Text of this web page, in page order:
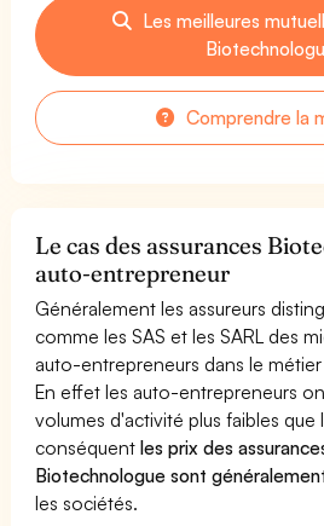
Les meilleures
Comprendre la
Le cas des assurances
auto-entrepreneur
Généralement les assureurs
comme les SAS et les SARL des
auto-entrepreneurs dans le
En effet les auto-entrepreneurs
volumes d'activité plus faibles que
conséquentles prix des
Biotechnologue sont
les sociétés.